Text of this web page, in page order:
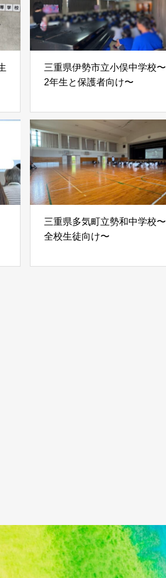
三重県伊勢市立小俣中学校〜
2年生と保護者向け〜
三重県多気町立勢和中学校〜
全校生徒向け〜